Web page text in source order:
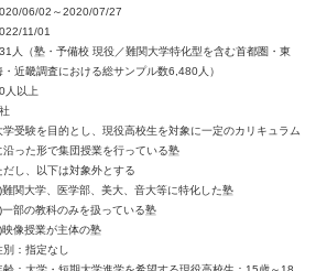
06/02～2020/07/27
11/01
人（塾・予備校 現役／難関大学特化型を含む首都圏・東
・近畿調査における総サンプル数6,480人）
人以上
学受験を目的とし、現役高校生を対象に一定のカリキュラム
沿った形で集団授業を行っている塾
だし、以下は対象外とする
難関大学、医学部、美大、音大等に特化した塾
一部の教科のみを扱っている塾
映像授業が主体の塾
別：指定なし